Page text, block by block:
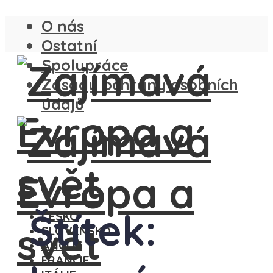
O nás
Ostatní
Spolupráce
Zásady ochrany osobních
údajů
ČESKO
SLOVENSKO
ANGLIE
FRANCIE
Štítek: